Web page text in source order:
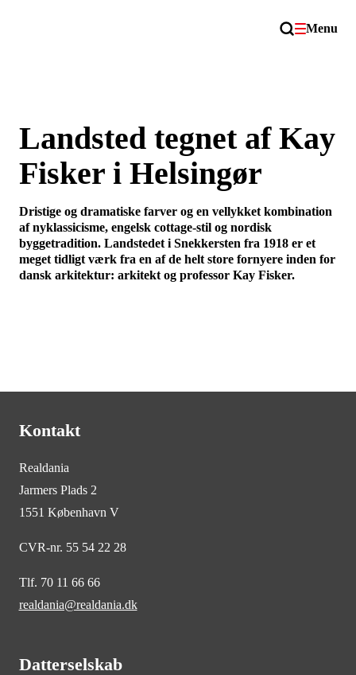
Menu
Landsted tegnet af Kay
Fisker i Helsingør
Dristige og dramatiske farver og en vellykket kombination
af nyklassicisme, engelsk cottage-stil og nordisk
byggetradition. Landstedet i Snekkersten fra 1918 er et
meget tidligt værk fra en af de helt store fornyere inden for
dansk arkitektur: arkitekt og professor Kay Fisker.
Kontakt
Realdania
Jarmers Plads 2
1551 København V
CVR-nr. 55 54 22 28
Tlf. 70 11 66 66
realdania@realdania.dk
Datterselskab